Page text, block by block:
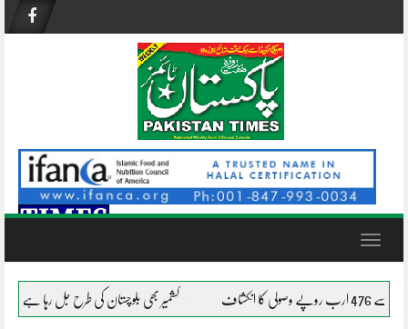
content
Toggle
کشمیر بھی بلوچستان کی طرح جل رہا ہے؟ افغانستان